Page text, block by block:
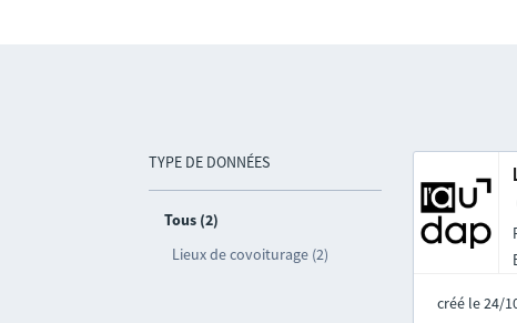
TYPE DE DONNÉES
Tous (2)
Lieux de covoiturage (2)
créé le 24/